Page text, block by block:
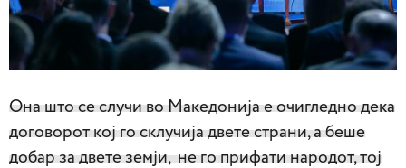
Она што се случи во Македонија е очигледно дека
договорот кој го склучија двете страни, а беше
добар за двете земји, не го прифати народот, тој